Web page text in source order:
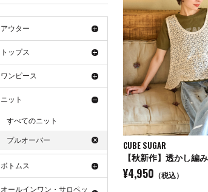
CUBE SUGAR
¥4,950 （税込）
アウター
トップス
ワンピース
ニット
すべてのニット
プルオーバー
ボトムス
オールインワン・サロペッ